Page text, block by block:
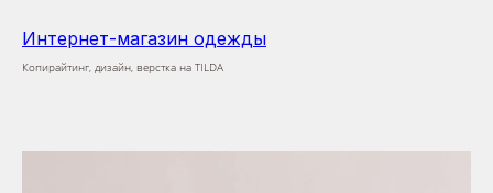
Интернет-магазин одежды
Копирайтинг, дизайн, верстка на TILDA